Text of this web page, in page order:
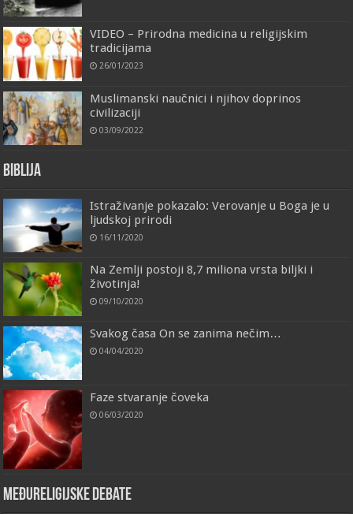
VIDEO – Prirodna medicina u religijskim
tradicijama
26/01/2023
Muslimanski naučnici i njihov doprinos
civilizaciji
03/09/2022
Biblija
Istraživanje pokazalo: Verovanje u Boga je u
ljudskoj prirodi
16/11/2020
Na Zemlji postoji 8,7 miliona vrsta biljki i
životinja!
09/10/2020
Svakog časa On se zanima nečim…
04/04/2020
Faze stvaranje čoveka
06/03/2020
Međureligijske debate